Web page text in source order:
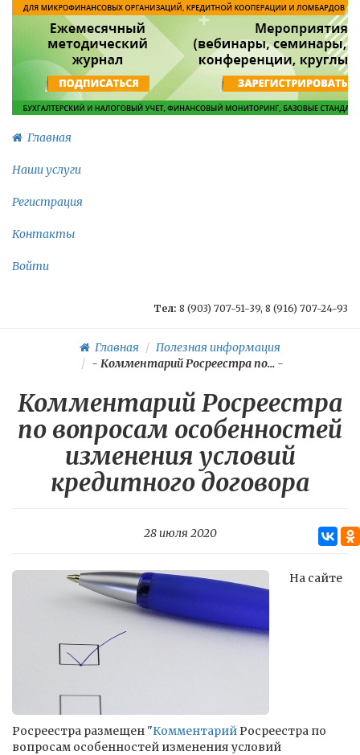
Главная
Наши услуги
Регистрация
Контакты
Войти
Тел: 8 (903) 707-51-39, 8 (916) 707-24-93
Главная
Полезная информация
- Комментарий Росреестра по...-
Комментарий Росреестра
по вопросам особенностей
изменения условий
кредитного договора
28 июля 2020
На сайте
Росреестра размещен "КомментарийРосреестра по
вопросам особенностей изменения условий